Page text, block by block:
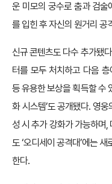
운 미모의 궁수로 춤과 검술
를 입힌 후 자신의 원거리 공
신규 콘텐츠도 다수 추가됐
터를 모두 처치하고 다음 층
등 유용한 보상을 획득할 수
화 시스템’도 공개됐다. 영
성 시 추가 강화가 가능하며,
도 ‘오디세이 공격대’에는
한다.